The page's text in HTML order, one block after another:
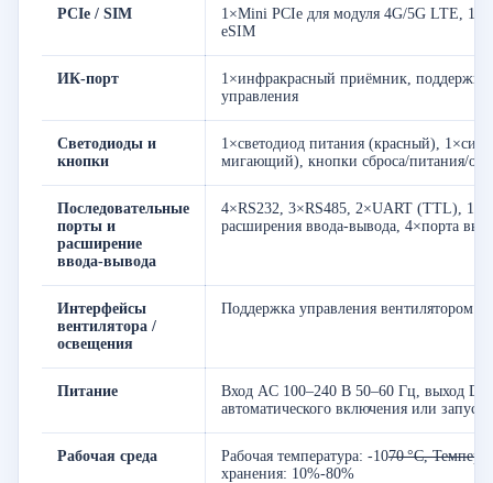
PCIe / SIM
1×Mini PCIe для модуля 4G/5G LTE,
eSIM
ИК-порт
1×инфракрасный приёмник, поддержка
управления
Светодиоды и
кнопки
1×светодиод питания (красный),
мигающий), кнопки сброса/питания/
Последовательные
порты и
расширение
ввода-вывода
4×RS232, 3×RS485, 2×UART (TTL),
расширения ввода-вывода, 4×порта
Интерфейсы
вентилятора /
освещения
Поддержка управления вентилятором
Питание
Вход AC 100–240 В 50–60 Гц, выход
автоматического включения или
Рабочая среда Рабочая температура: -1070 °C,
хранения: 10%-80%